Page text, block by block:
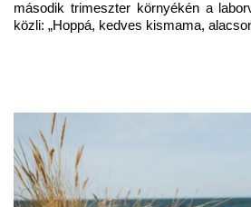
második trimeszter környékén a
közli: „Hoppá, kedves kismama,